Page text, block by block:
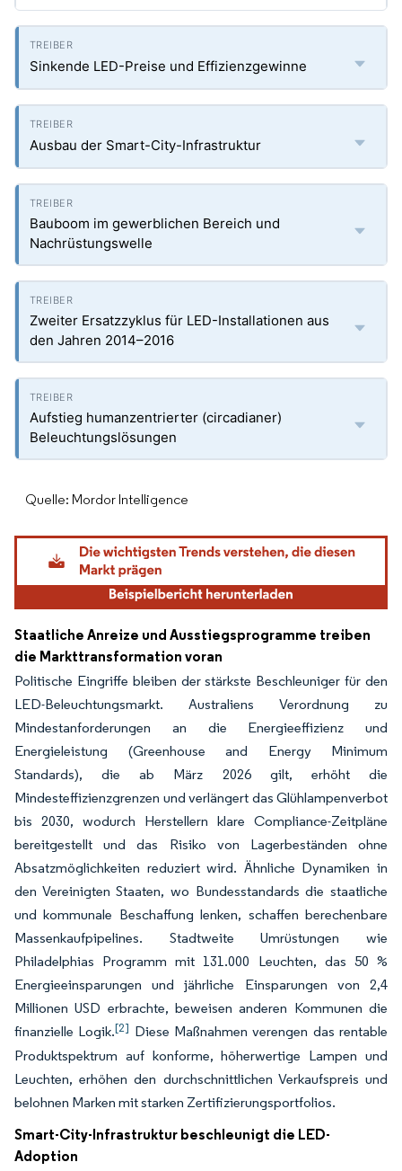
Sinkende LED-Preise und Effizienzgewinne
Ausbau der Smart-City-Infrastruktur
Bauboom im gewerblichen Bereich und
Nachrüstungswelle
Zweiter Ersatzzyklus für LED-Installationen aus
den Jahren 2014–2016
Aufstieg humanzentrierter (circadianer)
Beleuchtungslösungen
Quelle: Mordor Intelligence
Staatliche Anreize und Ausstiegsprogramme treiben
die Markttransformation voran
Politische Eingriffe bleiben der stärkste Beschleuniger für den
LED-Beleuchtungsmarkt. Australiens Verordnung zu
Mindestanforderungen an die Energieeffizienz und
Energieleistung (Greenhouse and Energy Minimum
Standards), die ab März 2026 gilt, erhöht die
Mindesteffizienzgrenzen und verlängert das Glühlampenverbot
bis 2030, wodurch Herstellern klare Compliance-Zeitpläne
bereitgestellt und das Risiko von Lagerbeständen ohne
Absatzmöglichkeiten reduziert wird. Ähnliche Dynamiken in
den Vereinigten Staaten, wo Bundesstandards die staatliche
und kommunale Beschaffung lenken, schaffen berechenbare
Massenkaufpipelines. Stadtweite Umrüstungen wie
Philadelphias Programm mit 131.000 Leuchten, das 50 %
Energieeinsparungen und jährliche Einsparungen von 2,4
Millionen USD erbrachte, beweisen anderen Kommunen die
finanzielle Logik.[2] Diese Maßnahmen verengen das rentable
Produktspektrum auf konforme, höherwertige Lampen und
Leuchten, erhöhen den durchschnittlichen Verkaufspreis und
belohnen Marken mit starken Zertifizierungsportfolios.
Smart-City-Infrastruktur beschleunigt die LED-
Adoption